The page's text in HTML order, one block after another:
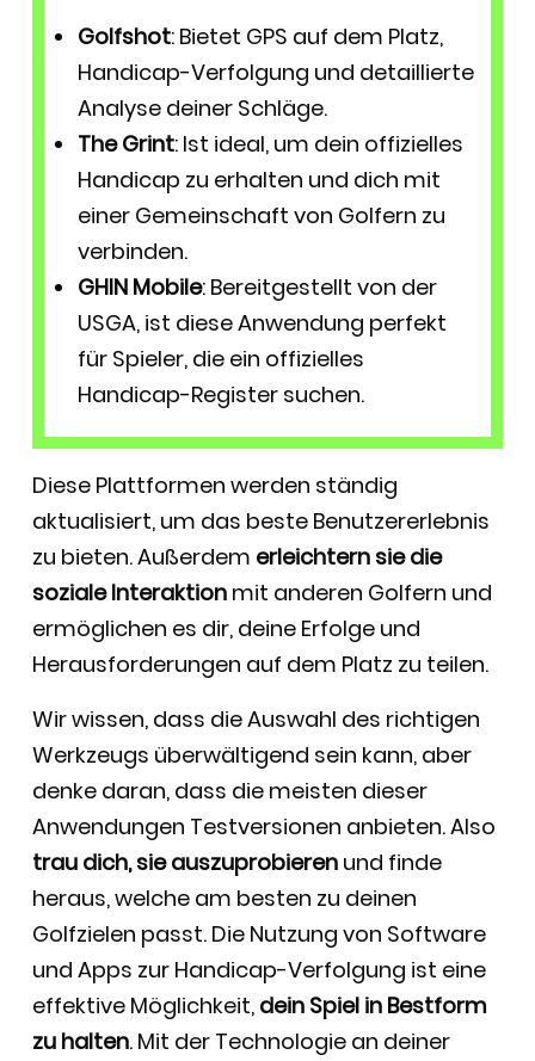
Golfshot: Bietet GPS auf dem Platz,
Handicap-Verfolgung und detaillierte
Analyse deiner Schläge.
The Grint: Ist ideal, um dein offizielles
Handicap zu erhalten und dich mit
einer Gemeinschaft von Golfern zu
verbinden.
GHIN Mobile: Bereitgestellt von der
USGA, ist diese Anwendung perfekt
für Spieler, die ein offizielles
Handicap-Register suchen.
Diese Plattformen werden ständig
aktualisiert, um das beste Benutzererlebnis
zu bieten. Außerdem erleichtern sie die
soziale Interaktion mit anderen Golfern und
ermöglichen es dir, deine Erfolge und
Herausforderungen auf dem Platz zu teilen.
Wir wissen, dass die Auswahl des richtigen
Werkzeugs überwältigend sein kann, aber
denke daran, dass die meisten dieser
Anwendungen Testversionen anbieten. Also
trau dich, sie auszuprobieren und finde
heraus, welche am besten zu deinen
Golfzielen passt. Die Nutzung von Software
und Apps zur Handicap-Verfolgung ist eine
effektive Möglichkeit, dein Spiel in Bestform
zu halten. Mit der Technologie an deiner